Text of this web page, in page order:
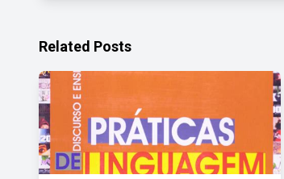
Related Posts